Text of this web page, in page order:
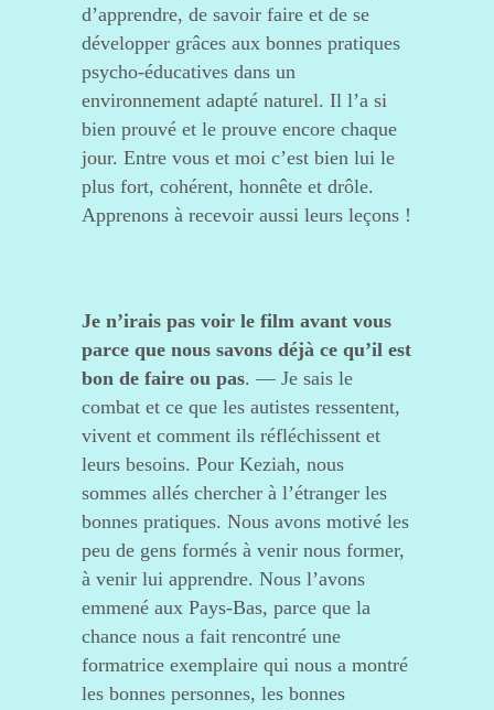
d’apprendre, de savoir faire et de se
développer grâces aux bonnes pratiques
psycho-éducatives dans un
environnement adapté naturel. Il l’a si
bien prouvé et le prouve encore chaque
jour. Entre vous et moi c’est bien lui le
plus fort, cohérent, honnête et drôle.
Apprenons à recevoir aussi leurs leçons !
Je n’irais pas voir le film avant vous
parce que nous savons déjà ce qu’il est
bon de faire ou pas. — Je sais le
combat et ce que les autistes ressentent,
vivent et comment ils réfléchissent et
leurs besoins. Pour Keziah, nous
sommes allés chercher à l’étranger les
bonnes pratiques. Nous avons motivé les
peu de gens formés à venir nous former,
à venir lui apprendre. Nous l’avons
emmené aux Pays-Bas, parce que la
chance nous a fait rencontré une
formatrice exemplaire qui nous a montré
les bonnes personnes, les bonnes